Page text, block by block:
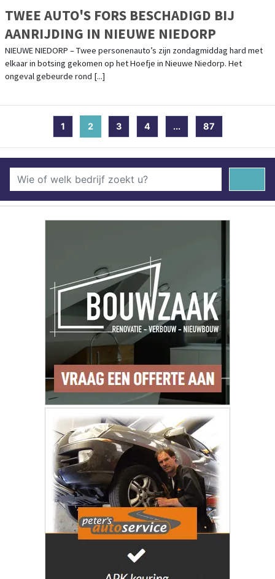
TWEE AUTO'S FORS BESCHADIGD BIJ
AANRIJDING IN NIEUWE NIEDORP
NIEUWE NIEDORP – Twee personenauto’s zijn zondagmiddag hard met
elkaar in botsing gekomen op het Hoefje in Nieuwe Niedorp. Het
ongeval gebeurde rond [...]
1 2(current)
3 4 ... 87